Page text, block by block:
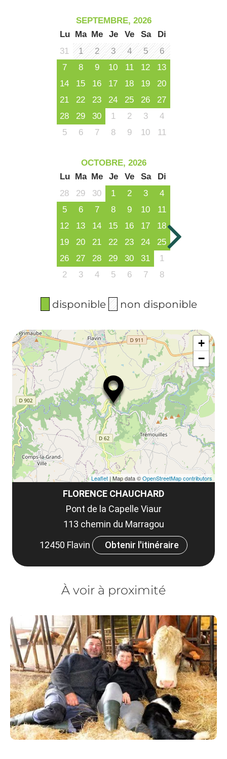
SEPTEMBRE, 2026
Lu
Ma Me Je Ve Sa
Di
31
1 2 3 4 5
6
7
8 9 10 11 12
13
14
15 16 17 18 19
20
21
22 23 24 25 26
27
28
29 30 1 2 3
4
5
6 7 8 9 10 11
OCTOBRE, 2026
Lu
Ma Me Je Ve Sa
Di
28
29 30 1 2 3
4
5
6 7 8 9 10
11
12
13 14 15 16 17
18
19
20 21 22 23 24
25
26
27 28 29 30 31
1
2
3 4 5 6 7 8
disponible non disponible
FLORENCE CHAUCHARD
Pont de la Capelle Viaur
113 chemin du Marragou
12450 Flavin
Obtenir l'itinéraire
+
−
Leaflet | Map data ©OpenStreetMap contributors
À voir à proximité